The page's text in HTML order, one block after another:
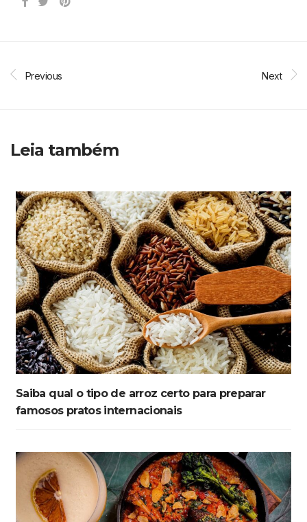
Previous Next
Leia também
Saiba qual o tipo de arroz certo para preparar
famosos pratos internacionais